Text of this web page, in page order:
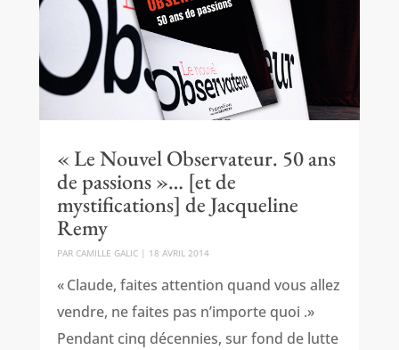
« Le Nouvel Observateur. 50 ans
de passions »… [et de
mystifications] de Jacqueline
Remy
PAR CAMILLE GALIC| 18 AVRIL 2014
« Claude, faites attention quand vous allez
vendre, ne faites pas n’importe quoi .»
Pendant cinq décennies, sur fond de lutte